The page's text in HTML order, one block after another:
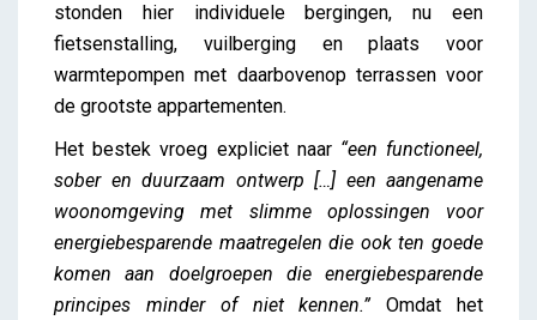
stonden hier individuele bergingen, nu een
fietsenstalling, vuilberging en plaats voor
warmtepompen met daarbovenop terrassen voor
de grootste appartementen.
Het bestek vroeg expliciet naar “een functioneel,
sober en duurzaam ontwerp […] een aangename
woonomgeving met slimme oplossingen voor
energiebesparende maatregelen die ook ten goede
komen aan doelgroepen die energiebesparende
principes minder of niet kennen.”Omdat het